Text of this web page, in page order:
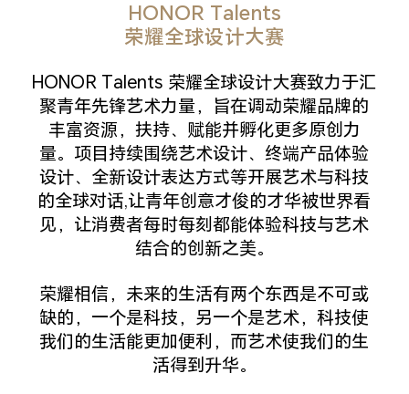
HONOR Talents
荣耀全球设计大赛
HONOR Talents 荣耀全球设计大赛致力于汇
聚青年先锋艺术力量，旨在调动荣耀品牌的
丰富资源，扶持、赋能并孵化更多原创力
量。项目持续围绕艺术设计、终端产品体验
设计、全新设计表达方式等开展艺术与科技
的全球对话,让青年创意才俊的才华被世界看
见，让消费者每时每刻都能体验科技与艺术
结合的创新之美。
荣耀相信，未来的生活有两个东西是不可或
缺的，一个是科技，另一个是艺术，科技使
我们的生活能更加便利，而艺术使我们的生
活得到升华。